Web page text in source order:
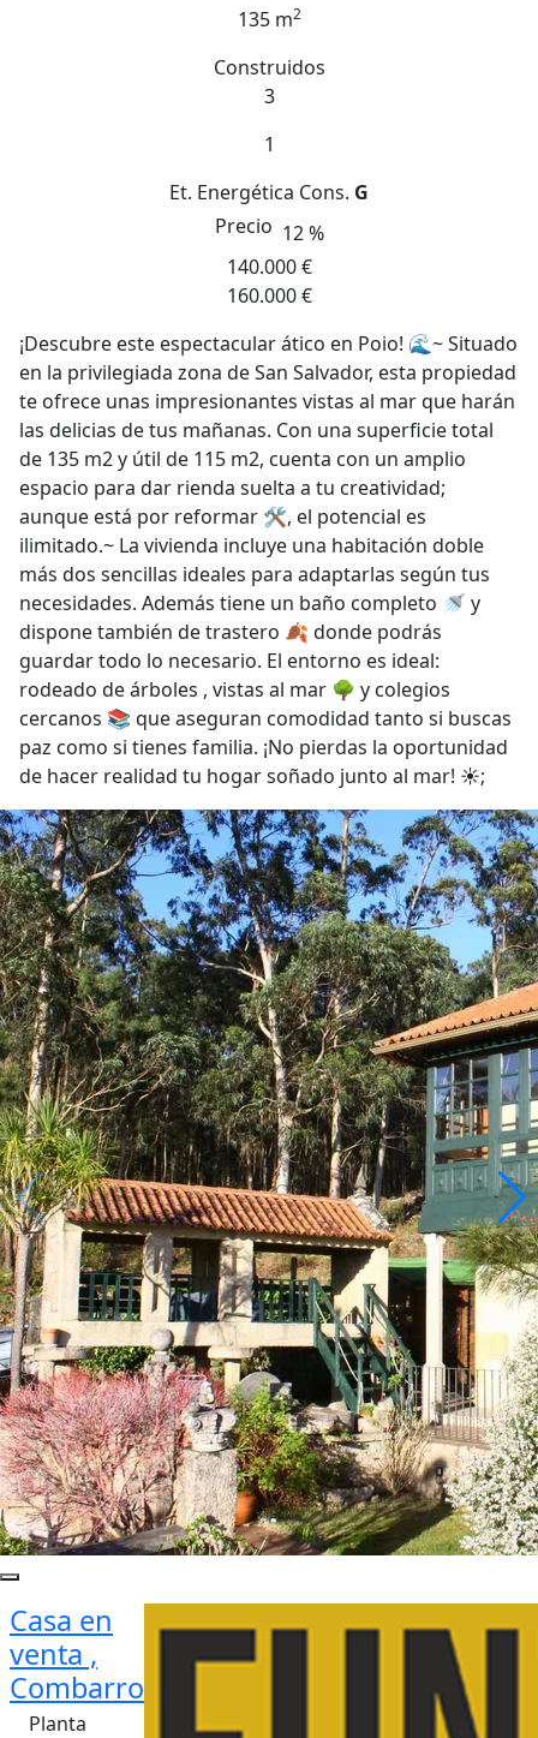
135 m2
Construidos
3
1
Et. Energética Cons. G
Precio 12 %
140.000 €
160.000 €
¡Descubre este espectacular ático en Poio! 🌊~ Situado
en la privilegiada zona de San Salvador, esta propiedad
te ofrece unas impresionantes vistas al mar que harán
las delicias de tus mañanas. Con una superficie total
de 135 m2 y útil de 115 m2, cuenta con un amplio
espacio para dar rienda suelta a tu creatividad;
aunque está por reformar 🛠️, el potencial es
ilimitado.~ La vivienda incluye una habitación doble
más dos sencillas ideales para adaptarlas según tus
necesidades. Además tiene un baño completo 🚿 y
dispone también de trastero 🍂 donde podrás
guardar todo lo necesario. El entorno es ideal:
rodeado de árboles , vistas al mar 🌳 y colegios
cercanos 📚 que aseguran comodidad tanto si buscas
paz como si tienes familia. ¡No pierdas la oportunidad
de hacer realidad tu hogar soñado junto al mar! ☀️;
Casa en
venta ,
Combarro
Planta